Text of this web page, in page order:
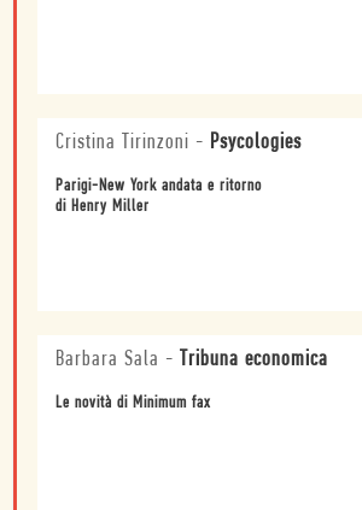
Cristina Tirinzoni - Psycologies
Parigi-New York andata e ritorno
di Henry Miller
Barbara Sala - Tribuna economica
Le novità di Minimum fax